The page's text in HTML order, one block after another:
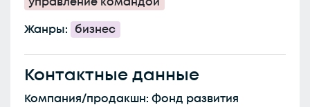
Жанры: бизнес
Контактные данные
Компания/продакшн: Фонд развития